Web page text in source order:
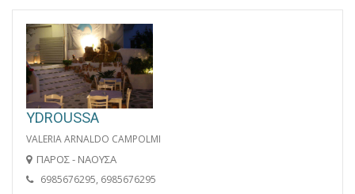
YDROUSSA
VALERIA ARNALDO CAMPOLMI
ΠΑΡΟΣ - ΝΑΟΥΣΑ
6985676295, 6985676295